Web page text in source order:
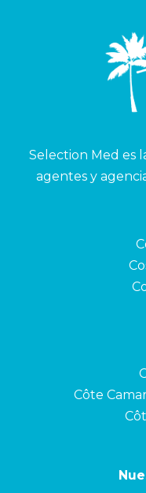
Selection Med es
agentes y
Côte